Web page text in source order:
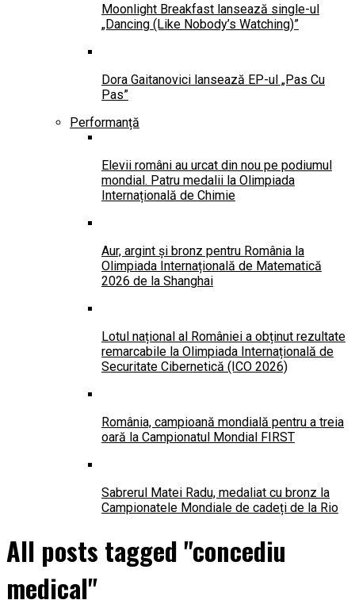
Moonlight Breakfast lansează single-ul
„Dancing (Like Nobody’s Watching)”
Dora Gaitanovici lansează EP-ul „Pas Cu
Pas”
Performanță
Elevii români au urcat din nou pe podiumul
mondial. Patru medalii la Olimpiada
Internațională de Chimie
Aur, argint și bronz pentru România la
Olimpiada Internațională de Matematică
2026 de la Shanghai
Lotul național al României a obținut rezultate
remarcabile la Olimpiada Internațională de
Securitate Cibernetică (ICO 2026)
România, campioană mondială pentru a treia
oară la Campionatul Mondial FIRST
Sabrerul Matei Radu, medaliat cu bronz la
Campionatele Mondiale de cadeți de la Rio
All posts tagged "concediu
medical"